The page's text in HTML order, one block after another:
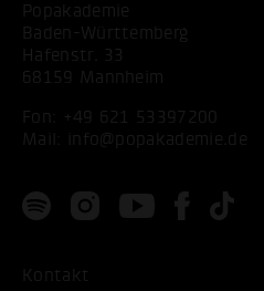
Popakademie
Baden-Württemberg
Hafenstr. 33
68159 Mannheim
Fon:
+49 621 53397200
Mail:
info@popakademie.de
Kontakt